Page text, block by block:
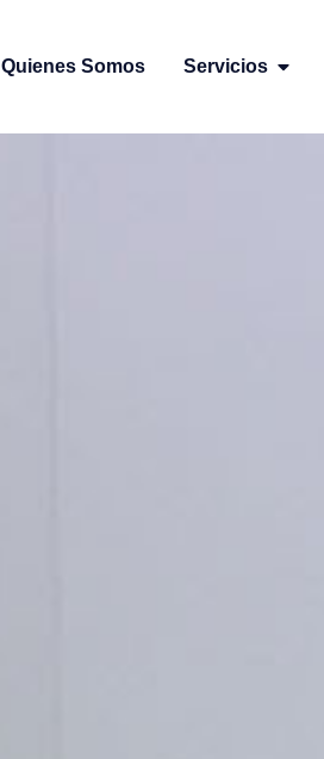
Quienes Somos Servicios